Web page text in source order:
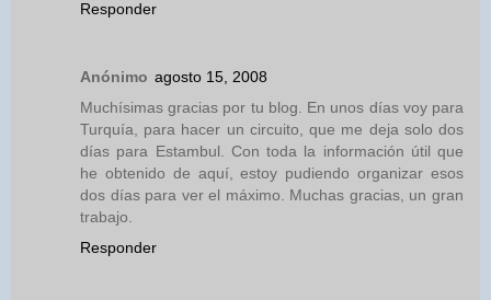
Responder
Anónimo agosto 15, 2008
Muchísimas gracias por tu blog. En unos días voy para
Turquía, para hacer un circuito, que me deja solo dos
días para Estambul. Con toda la información útil que
he obtenido de aquí, estoy pudiendo organizar esos
dos días para ver el máximo. Muchas gracias, un gran
trabajo.
Responder